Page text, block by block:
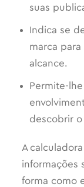
suas
Indica se
marca
alcance.
Permite-
descobrir
A
informações
forma como